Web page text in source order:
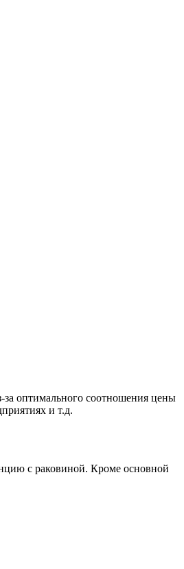
оптимального соотношения цены
и т.д.
с раковиной. Кроме основной